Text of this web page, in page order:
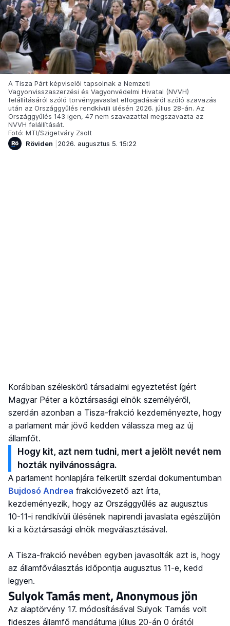
A Tisza Párt képviselői tapsolnak a Nemzeti
Vagyonvisszaszerzési és Vagyonvédelmi Hivatal (NVVH)
felállításáról szóló törvényjavaslat elfogadásáról szóló szavazás
után az Országgyűlés rendkívüli ülésén 2026. július 28-án. Az
Országgyűlés 143 igen, 47 nem szavazattal megszavazta az
NVVH felállítását.
Fotó: MTI/Szigetváry Zsolt
Röviden
2026. augusztus 5. 15:22
Korábban széleskörű társadalmi egyeztetést ígért
Magyar Péter a köztársasági elnök személyéről,
szerdán azonban a Tisza-frakció kezdeményezte, hogy
a parlament már jövő kedden válassza meg az új
államfőt.
Hogy kit, azt nem tudni, mert a jelölt nevét nem
hozták nyilvánosságra.
A parlament honlapjára felkerült szerdai dokumentumban
Bujdosó Andrea frakcióvezető azt írta,
kezdeményezik, hogy az Országgyűlés az augusztus
10-11-i rendkívüli ülésének napirendi javaslata egészüljön
ki a köztársasági elnök megválasztásával.
A Tisza-frakció nevében egyben javasolták azt is, hogy
az államfőválasztás időpontja augusztus 11-e, kedd
legyen.
Sulyok Tamás ment, Anonymous jön
Az alaptörvény 17. módosításával Sulyok Tamás volt
fideszes államfő mandátuma július 20-án 0 órától